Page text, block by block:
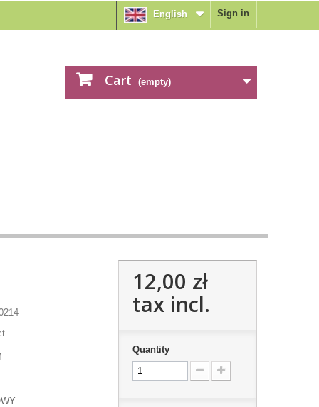
Sign in
English
Cart (empty)
12,00 zł
tax incl.
Quantity